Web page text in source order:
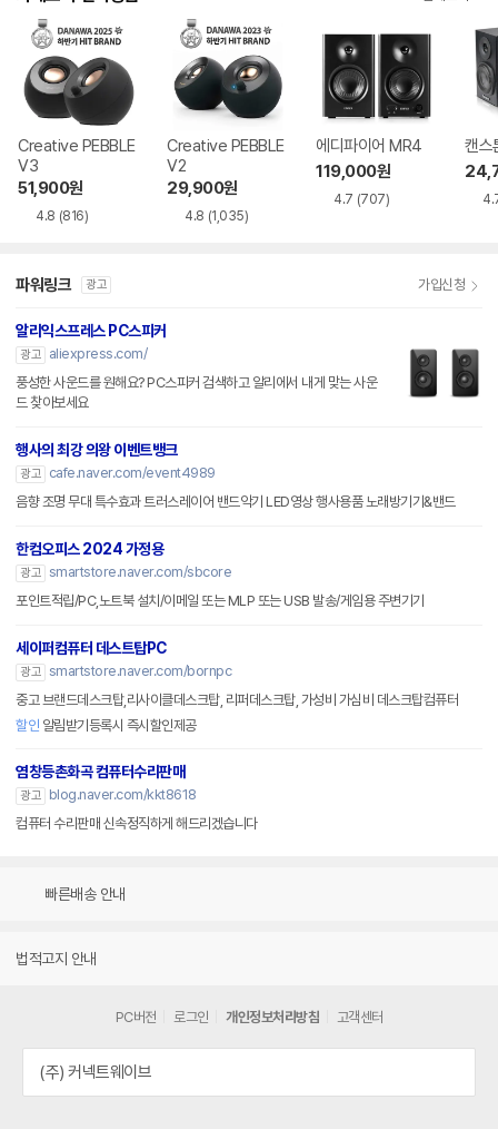
Creative PEBBLE
V3
51,900원
4.8 (816)
Creative PEBBLE
V2
29,900원
4.8 (1,035)
에디파이어 MR4
119,000원
4.7 (707)
캔스
파워링크 광고 가입신청
알리익스프레스 PC스피커
광고
aliexpress.com/
풍성한 사운드를 원해요? PC스피커 검색하고 알리에서 내게 맞는 사운
드 찾아보세요
행사의 최강 의왕 이벤트뱅크
광고
cafe.naver.com/event4989
음향 조명 무대 특수효과 트러스레이어 밴드악기 LED영상 행사용품 노래방기기&밴드
한컴오피스 2024 가정용
광고 smartstore.naver.com/sbcore
포인트적립/PC,노트북 설치/이메일 또는 MLP 또는 USB 발송/게임용 주변기기
세이퍼컴퓨터 데스트탑PC
광고 smartstore.naver.com/bornpc
중고 브랜드데스크탑,리사이클데스크탑, 리퍼데스크탑, 가성비 가심비 데스크탑컴퓨터
할인 알림받기등록시 즉시할인제공
염창등촌화곡 컴퓨터수리판매
광고
blog.naver.com/kkt8618
컴퓨터 수리판매 신속정직하게 해드리겠습니다
빠른배송 안내
법적고지 안내
PC버전 로그인 개인정보처리방침 고객센터
(주) 커넥트웨이브